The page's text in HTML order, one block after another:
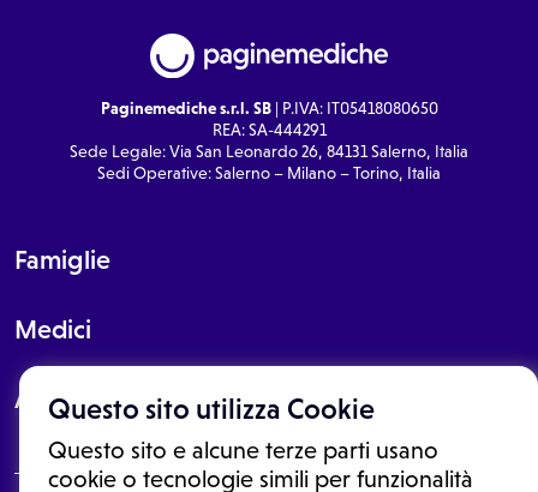
Questo sito utilizza Cookie
Questo sito e alcune terze parti usano
cookie o tecnologie simili per funzionalità
Paginemediche s.r.l. SB| P.IVA: IT05418080650
REA: SA-444291
Sede Legale: Via San Leonardo 26, 84131 Salerno, Italia
Sedi Operative: Salerno – Milano – Torino, Italia
Famiglie
Medici
About